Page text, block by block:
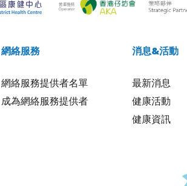
網絡服務
網絡服務提供者名單
成為網絡服務提供者
消息&活動
最新消息
健康活動
健康資訊